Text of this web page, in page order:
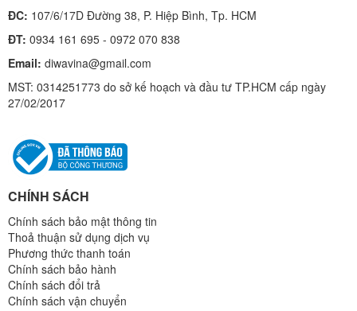
ĐC: 107/6/17D Đường 38, P. Hiệp Bình, Tp. HCM
ĐT: 0934 161 695 - 0972 070 838
Email: diwavina@gmail.com
MST: 0314251773 do sở kế hoạch và đầu tư TP.HCM cấp ngày
27/02/2017
CHÍNH SÁCH
Chính sách bảo mật thông tin
Thoả thuận sử dụng dịch vụ
Phương thức thanh toán
Chính sách bảo hành
Chính sách đổi trả
Chính sách vận chuyển